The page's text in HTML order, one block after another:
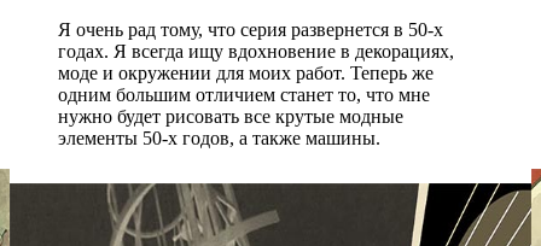
Я очень рад тому, что серия развернется в 50-х
годах. Я всегда ищу вдохновение в декорациях,
моде и окружении для моих работ. Теперь же
одним большим отличием станет то, что мне
нужно будет рисовать все крутые модные
элементы 50-х годов, а также машины.